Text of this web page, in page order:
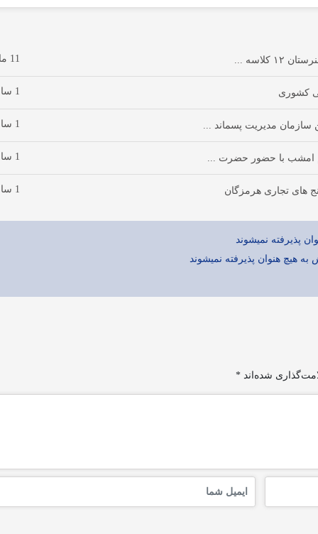
... 11 ماه پیش
1 سال پیش
مدیریت پسماند ... 1 سال پیش
امشب با حضور حضرت ... 1 سال پیش
1 سال پیش
پذیرفته نمیشوند
به هیچ هنوان پذیرفته نمیشوند
شده‌اند *